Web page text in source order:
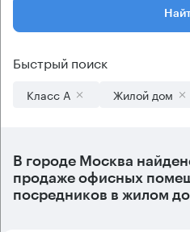
Быстрый поиск
Класс А Жилой дом
В городе Москва
продаже офисных
посредников в жилом